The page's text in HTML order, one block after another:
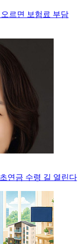
르면 보험료 부담
연금 수령 길 열린다